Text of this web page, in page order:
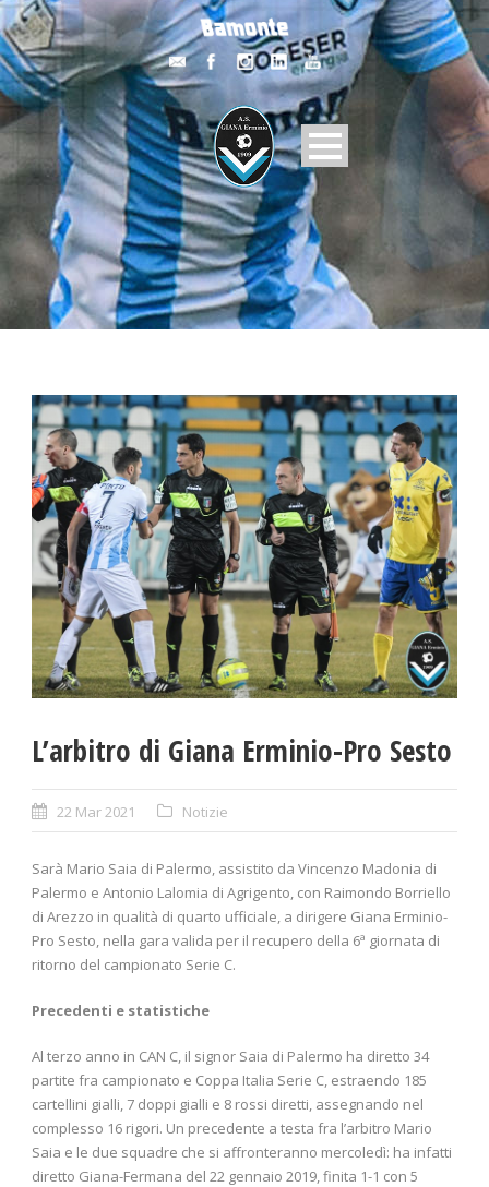
L’arbitro di Giana Erminio-Pro Sesto
22 Mar 2021 Notizie
Sarà Mario Saia di Palermo, assistito da Vincenzo Madonia di
Palermo e Antonio Lalomia di Agrigento, con Raimondo Borriello
di Arezzo in qualità di quarto ufficiale, a dirigere Giana Erminio-
Pro Sesto, nella gara valida per il recupero della 6ª giornata di
ritorno del campionato Serie C.
Precedenti e statistiche
Al terzo anno in CAN C, il signor Saia di Palermo ha diretto 34
partite fra campionato e Coppa Italia Serie C, estraendo 185
cartellini gialli, 7 doppi gialli e 8 rossi diretti, assegnando nel
complesso 16 rigori. Un precedente a testa fra l’arbitro Mario
Saia e le due squadre che si affronteranno mercoledì: ha infatti
diretto Giana-Fermana del 22 gennaio 2019, finita 1-1 con 5